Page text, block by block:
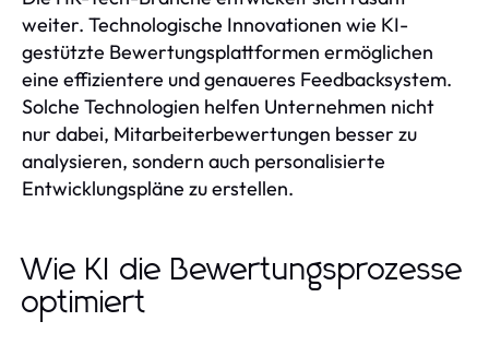
weiter. Technologische Innovationen wie KI-
gestützte Bewertungsplattformen ermöglichen
eine effizientere und genaueres Feedbacksystem.
Solche Technologien helfen Unternehmen nicht
nur dabei, Mitarbeiterbewertungen besser zu
analysieren, sondern auch personalisierte
Entwicklungspläne zu erstellen.
Wie KI die Bewertungsprozesse
optimiert